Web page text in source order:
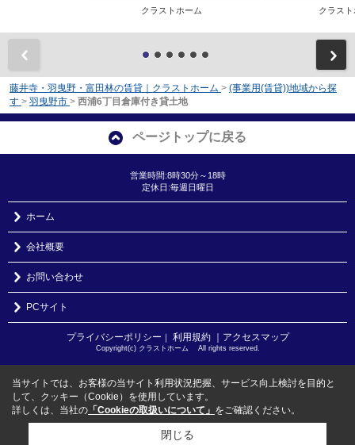
クラストホーム クラス
藤井寺・羽曳野・富田林の賃貸｜クラストホーム > (事業用(賃貸))地域から探
す > 羽曳野市 > 西浦6丁目倉庫付き貸土地
ページトップに戻る
営業時間:8時30分～18時
定休日:毎週日曜日
ホーム
会社概要
お問い合わせ
PCサイト
プライバシーポリシー 利用規約 ｜アクセスマップ
Copyright(c) クラストホーム All rights reserved.
当サイトでは、お客様の当サイト利用状況把握、サービス向上検討を目的と
して、クッキー（Cookie）を使用しています。
詳しくは、当社の 「Cookieの取扱いについて」 をご確認ください。
閉じる